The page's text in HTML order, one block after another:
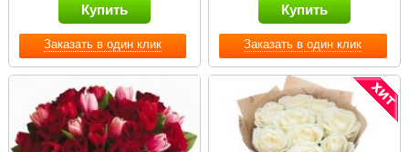
Заказать в один клик
Купить
Заказать в один клик
Купить